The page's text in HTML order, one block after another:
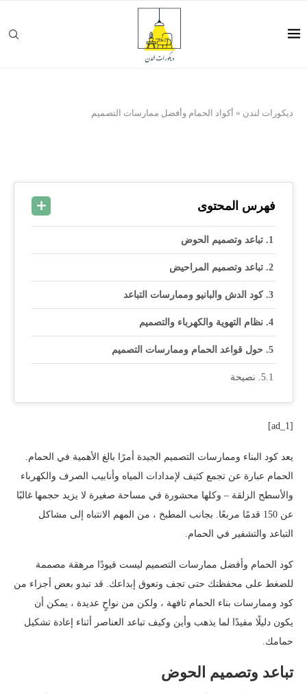
ديكورات لندن » أكواد الحمام وأفضل ممارسات التصميم
فهرس المحتوى
تباعد وتصميم الحوض
تباعد وتصميم المراحيض
كود الدش والبانيو وممارسات التباعد
نظام التهوية والكهرباء والتصميم
حول قواعد الحمام وممارسات التصميم
نصيحة
[ad_1]
يعد كود البناء وممارسات التصميم الجيدة أمرًا بالغ الأهمية في الحمام.
الحمام عبارة عن تجمع كثيف لإمدادات المياه وأنابيب الصرف والكهرباء
والأسطح الزلقة – وكلها محشورة في مساحة صغيرة لا يزيد حجمها غالبًا
عن 150 قدمًا مربعًا. بجانب المطبخ ، من المهم الانتباه إلى مشاكل
التباعد والتشفير في الحمام.
كود الحمام وأفضل ممارسات التصميم ليست قيودًا مرهقة مصممة
للضغط على محفظتك حتى تجف وتعوق إبداعك. قد تبدو بعض أجزاء من
كود وممارسات بناء الحمام تافهة ، ولكن من نواحٍ عديدة ، يمكن أن
يكون دليلًا مفيدًا لما يذهب وأين وكيف تباعد العناصر أثناء إعادة تشكيل
حمامك.
تباعد وتصميم الحوض